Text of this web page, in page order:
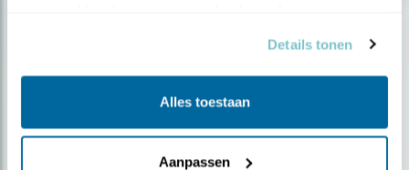
Details tonen
Alles toestaan
Aanpassen
Ontvang 5 x Vogels voor € 36,00 per jaar